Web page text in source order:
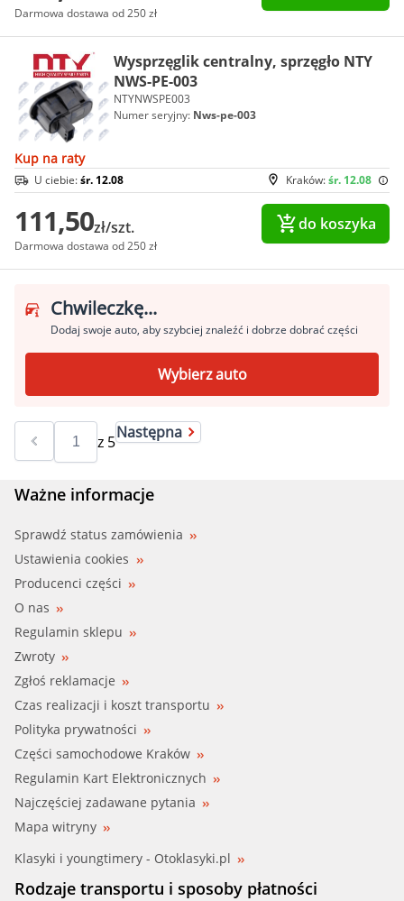
Darmowa dostawa od 250 zł
Wysprzęglik centralny, sprzęgło NTY
NWS-PE-003
NTYNWSPE003
Numer seryjny: Nws-pe-003
Kup na raty
Kraków:śr. 12.08
U ciebie:śr. 12.08
111,50zł/szt.
Darmowa dostawa od 250 zł
do koszyka
Chwileczkę...
Dodaj swoje auto, aby szybciej znaleźć i dobrze dobrać części
Wybierz auto
z 5Następna
Ważne informacje
Sprawdź status zamówienia
Ustawienia cookies
Producenci części
O nas
Regulamin sklepu
Zwroty
Zgłoś reklamacje
Czas realizacji i koszt transportu
Polityka prywatności
Części samochodowe Kraków
Regulamin Kart Elektronicznych
Najczęściej zadawane pytania
Mapa witryny
Klasyki i youngtimery - Otoklasyki.pl
Rodzaje transportu i sposoby płatności